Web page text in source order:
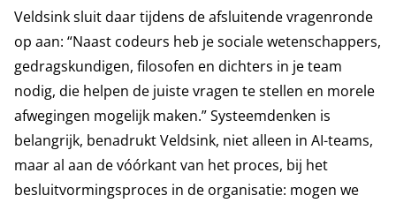
Veldsink sluit daar tijdens de afsluitende vragenronde
op aan: “Naast codeurs heb je sociale wetenschappers,
gedragskundigen, filosofen en dichters in je team
nodig, die helpen de juiste vragen te stellen en morele
afwegingen mogelijk maken.” Systeemdenken is
belangrijk, benadrukt Veldsink, niet alleen in AI-teams,
maar al aan de vóórkant van het proces, bij het
besluitvormingsproces in de organisatie: mogen we